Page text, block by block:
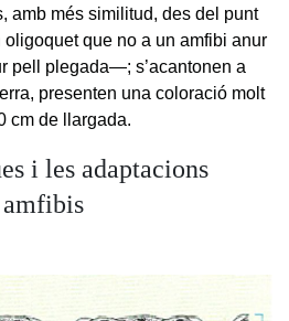
amb més similitud, des del punt
que no a un amfibi anur
pell plegada—; s’acantonen a
presenten una coloració molt
cm de llargada.
i les adaptacions
amfibis